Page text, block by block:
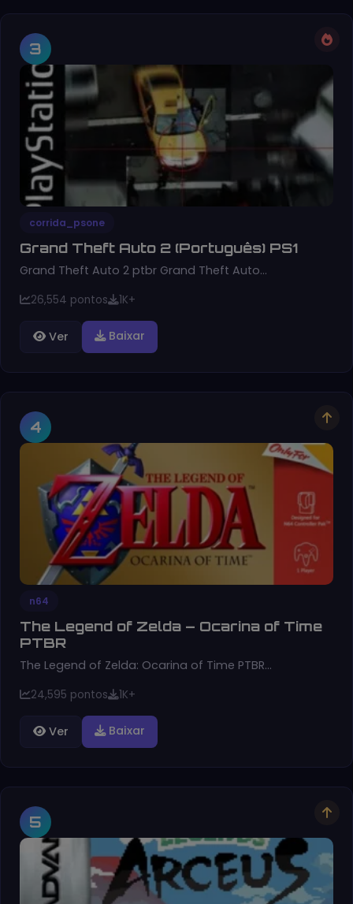
3
corrida_psone
Grand Theft Auto 2 (Português) PS1
Grand Theft Auto 2 ptbr Grand Theft Auto…
26,554 pontos 1K+
Ver Baixar
4
n64
The Legend of Zelda – Ocarina of Time
PTBR
The Legend of Zelda: Ocarina of Time PTBR…
24,595 pontos 1K+
Ver Baixar
5